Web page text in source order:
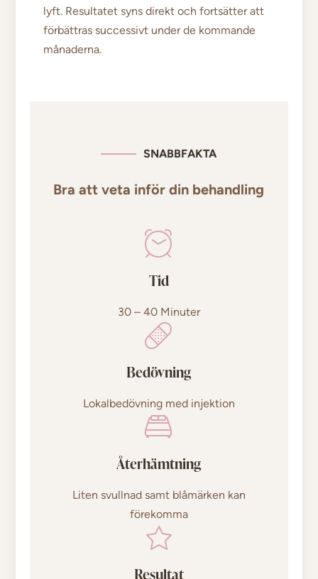
lyft. Resultatet syns direkt och fortsätter att
förbättras successivt under de kommande
månaderna.
SNABBFAKTA
Bra att veta inför din behandling
Tid
30 – 40 Minuter
Bedövning
Lokalbedövning med injektion
Återhämtning
Liten svullnad samt blåmärken kan
förekomma
Resultat